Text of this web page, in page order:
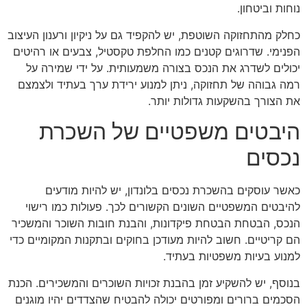
נוחות וביטחון.
כחלק מהתחזוקה השוטפת, יש להקפיד גם על ניקיון ורענון העיצוב
הפנימי. שדרוגים קטנים כמו החלפת טקסטיל, צבעים או רהיטים
יכולים לשדרג את הנכס בצורה משמעותית. על ידי שמירה על
רמה גבוהה של תחזוקה, ניתן למנוע ירידת ערך בעתיד ולצמצם
את הצורך בהשקעות גדולות יותר.
היבטים משפטיים של השכרת
נכסים
כאשר עוסקים בהשכרת נכסים בלונדון, יש להיות מודעים
להיבטים המשפטיים השונים הקשורים לכך. פעולות כמו רישוי
הנכס, הבטחת הבטחת פיקדונות, והבנת חובות השוכר והמשכיר
הם קריטיים. חשוב להיות מעודכן בחוקים ובתקנות המקומיים כדי
למנוע בעיות משפטיות בעתיד.
בנוסף, יש להשקיע זמן בהבנת זכויות השוכרים והמשכירים. הכנת
הסכמים ברורים ומפורטים יכולה להבטיח שהצדדים יהיו מוגנים